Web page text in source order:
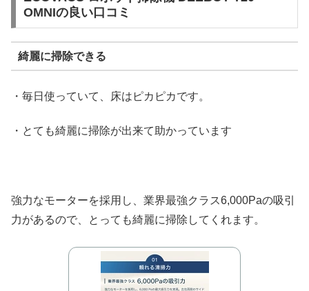
OMNIの良い口コミ
綺麗に掃除できる
・毎日使っていて、床はピカピカです。
・とても綺麗に掃除が出来て助かっています
強力なモーターを採用し、業界最強クラス6,000Paの吸引
力があるので、とっても綺麗に掃除してくれます。